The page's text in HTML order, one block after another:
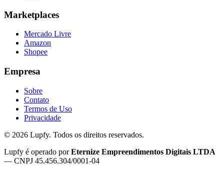
Marketplaces
Mercado Livre
Amazon
Shopee
Empresa
Sobre
Contato
Termos de Uso
Privacidade
© 2026 Lupfy. Todos os direitos reservados.
Lupfy é operado porEternize Empreendimentos Digitais LTDA
— CNPJ 45.456.304/0001-04